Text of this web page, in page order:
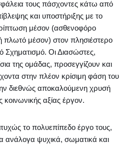
τους πάσχοντες κάτω από
και υποστήριξης με το
μέσον (ασθενοφόρο
πλωτό μέσον) στον πλησιέστερο
Σχηματισμό. Οι Διασώστες,
της ομάδας, προσεγγίζουν και
στην πλέον κρίσιμη φάση του
διεθνώς αποκαλούμενη χρυσή
αξίας έργον.
το πολυεπίπεδο έργο τους,
ανάλογα ψυχικά, σωματικά και